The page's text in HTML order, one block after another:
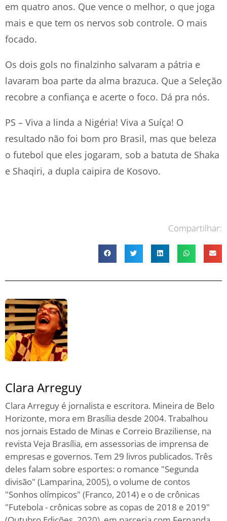
em quatro anos. Que vence o melhor, o que joga
mais e que tem os nervos sob controle. O mais
focado.
Os dois gols no finalzinho salvaram a pátria e
lavaram boa parte da alma brazuca. Que a Seleção
recobre a confiança e acerte o foco. Dá pra nós.
PS – Viva a linda a Nigéria! Viva a Suíça! O
resultado não foi bom pro Brasil, mas que beleza
o futebol que eles jogaram, sob a batuta de Shaka
e Shaqiri, a dupla caipira de Kosovo.
Compartilhar:
Clara Arreguy
Clara Arreguy é jornalista e escritora. Mineira de Belo
Horizonte, mora em Brasília desde 2004. Trabalhou
nos jornais Estado de Minas e Correio Braziliense, na
revista Veja Brasília, em assessorias de imprensa de
empresas e governos. Tem 29 livros publicados. Três
deles falam sobre esportes: o romance "Segunda
divisão" (Lamparina, 2005), o volume de contos
"Sonhos olímpicos" (Franco, 2014) e o de crônicas
"Futebola - crônicas sobre as copas de 2018 e 2019"